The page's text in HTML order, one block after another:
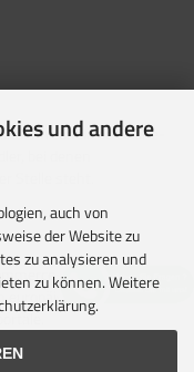
Online-
bei denen
Stelle steht.
Websites in
europäischen Online-
und andere
auch von
der Website zu
zu analysieren und
zu können. Weitere